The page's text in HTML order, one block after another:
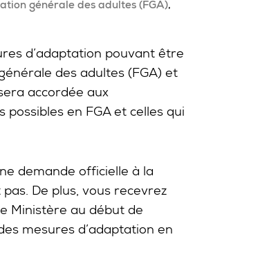
générale des adultes (FGA)
d’adaptation pouvant être
des adultes (FGA) et
accordée aux
en FGA et celles qui
demande officielle à la
De plus, vous recevrez
Ministère au début de
mesures d’adaptation en